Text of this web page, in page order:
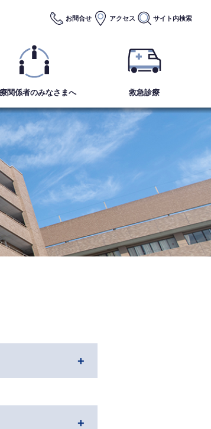
お問合せ アクセス サイト内検索
関係者のみなさまへ 救急診療